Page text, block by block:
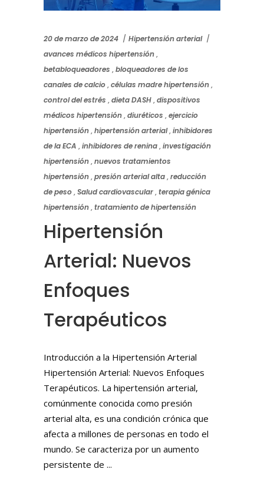
20 de marzo de 2024
Hipertensión arterial
avances médicos hipertensión,
betabloqueadores ,bloqueadores de los
canales de calcio,células madre hipertensión,
control del estrés ,dieta DASH,dispositivos
médicos hipertensión,diuréticos ,ejercicio
hipertensión,hipertensión arterial,inhibidores
de la ECA ,inhibidores de renina,investigación
hipertensión,nuevos tratamientos
hipertensión,presión arterial alta,reducción
de peso,Salud cardiovascular,terapia génica
hipertensión,tratamiento de hipertensión
Hipertensión
Arterial: Nuevos
Enfoques
Terapéuticos
Introducción a la Hipertensión Arterial
Hipertensión Arterial: Nuevos Enfoques
Terapéuticos. La hipertensión arterial,
comúnmente conocida como presión
arterial alta, es una condición crónica que
afecta a millones de personas en todo el
mundo. Se caracteriza por un aumento
persistente de